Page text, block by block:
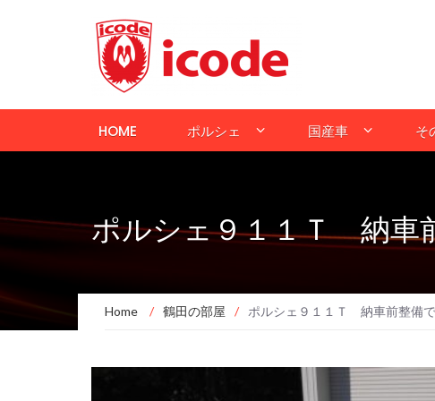
HOME ポルシェ 国産車 そ
ポルシェ９１１Ｔ 納車
Home / 鶴田の部屋 / ポルシェ９１１Ｔ 納車前整備で